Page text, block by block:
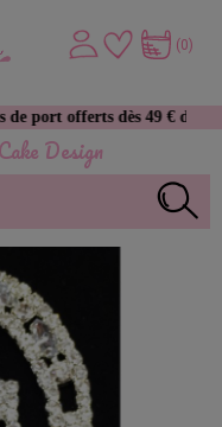
Design
offerts dès 49 € d’achat
(0)